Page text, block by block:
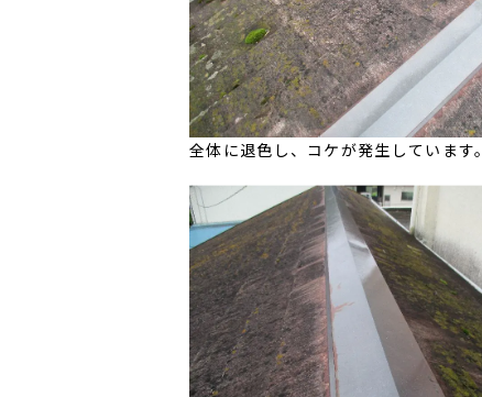
全体に退色し、コケが発生しています。